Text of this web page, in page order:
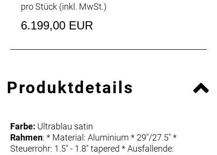
pro Stück (inkl. MwSt.)
6.199,00 EUR
Produktdetails
Farbe: Ultrablau satin
Rahmen: * Material: Aluminium * 29"/27.5" *
Steuerrohr: 1.5" - 1.8" tapered * Ausfallende: